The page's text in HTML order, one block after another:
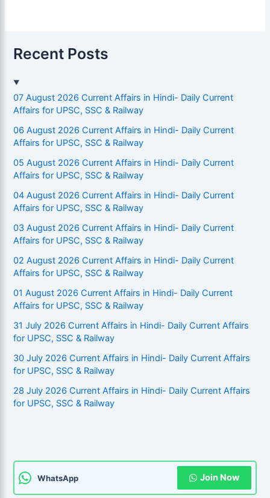
Recent Posts
07 August 2026 Current Affairs in Hindi- Daily Current
Affairs for UPSC, SSC & Railway
06 August 2026 Current Affairs in Hindi- Daily Current
Affairs for UPSC, SSC & Railway
05 August 2026 Current Affairs in Hindi- Daily Current
Affairs for UPSC, SSC & Railway
04 August 2026 Current Affairs in Hindi- Daily Current
Affairs for UPSC, SSC & Railway
03 August 2026 Current Affairs in Hindi- Daily Current
Affairs for UPSC, SSC & Railway
02 August 2026 Current Affairs in Hindi- Daily Current
Affairs for UPSC, SSC & Railway
01 August 2026 Current Affairs in Hindi- Daily Current
Affairs for UPSC, SSC & Railway
31 July 2026 Current Affairs in Hindi- Daily Current Affairs
for UPSC, SSC & Railway
30 July 2026 Current Affairs in Hindi- Daily Current Affairs
for UPSC, SSC & Railway
28 July 2026 Current Affairs in Hindi- Daily Current Affairs
for UPSC, SSC & Railway
WhatsApp Join Now